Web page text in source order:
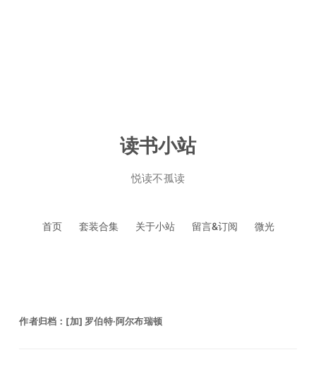
读书小站
悦读不孤读
首页 套装合集 关于小站 留言&订阅 微光
作者归档： [加] 罗伯特·阿尔布瑞顿